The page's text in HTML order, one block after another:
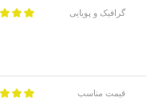
گرافیک و پویایی
قیمت مناسب